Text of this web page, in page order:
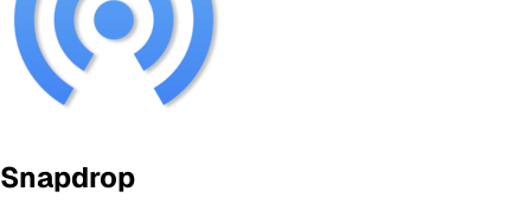
Snapdrop